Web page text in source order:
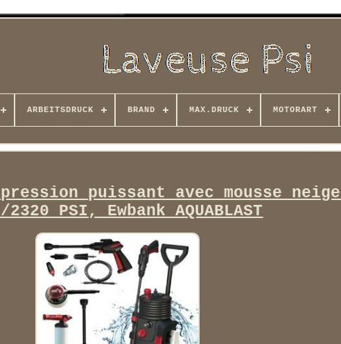
ARBEITSDRUCK BRAND MAX.DRUCK MOTORART
puissant avec mousse
2320 PSI, Ewbank AQUABLAST